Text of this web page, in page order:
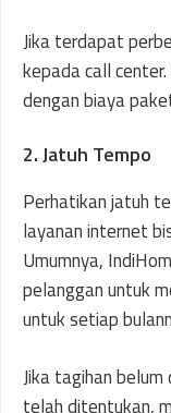
Jika terdapat
kepada call
dengan biaya
2. Jatuh Tempo
Perhatikan jatuh
layanan internet
Umumnya,
pelanggan untuk
untuk setiap
Jika tagihan
telah ditentukan,